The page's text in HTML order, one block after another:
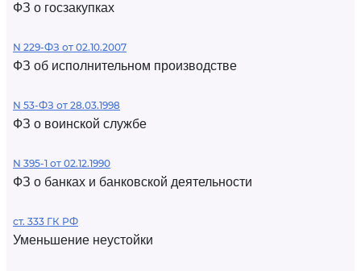
ФЗ о госзакупках
N 229-ФЗ от 02.10.2007
ФЗ об исполнительном производстве
N 53-ФЗ от 28.03.1998
ФЗ о воинской службе
N 395-1 от 02.12.1990
ФЗ о банках и банковской деятельности
ст. 333 ГК РФ
Уменьшение неустойки